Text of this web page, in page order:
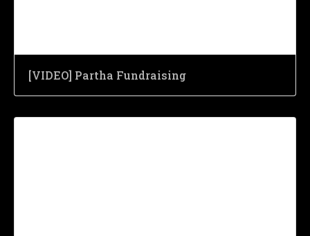
[VIDEO] Partha Fundraising